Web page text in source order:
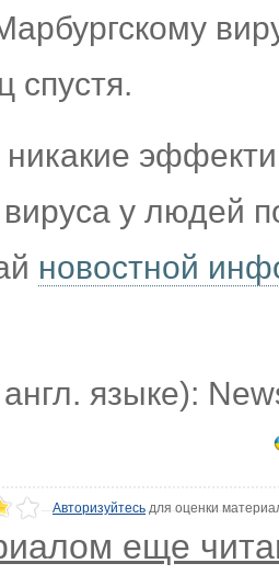
спустя.
вируса у людей
новостной
языке):
Авторизуйтесьдля оценки
еще